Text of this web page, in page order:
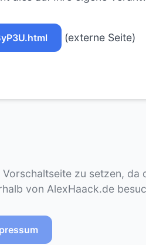
(externe Seite)
zu setzen, da
von AlexHaack.de